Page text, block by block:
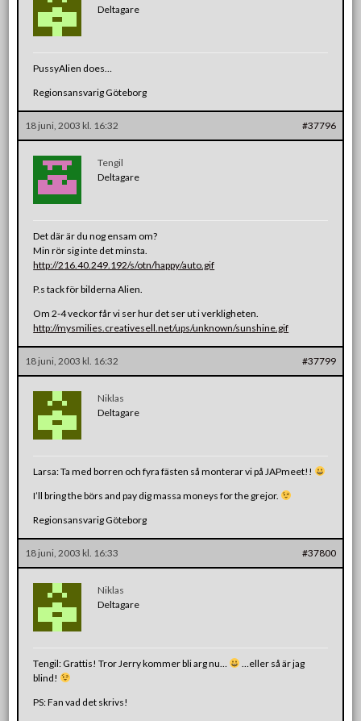
Deltagare
PussyAlien does…
Regionsansvarig Göteborg
18 juni, 2003 kl. 16:32 #37796
Tengil
Deltagare
Det där är du nog ensam om?
Min rör sig inte det minsta.
http://216.40.249.192/s/otn/happy/auto.gif
P.s tack för bilderna Alien.
Om 2-4 veckor får vi ser hur det ser ut i verkligheten.
http://mysmilies.creativesell.net/ups/unknown/sunshine.gif
18 juni, 2003 kl. 16:32 #37799
Niklas
Deltagare
Larsa: Ta med borren och fyra fästen så monterar vi på JAPmeet!!
I’ll bring the börs and pay dig massa moneys for the grejor.
Regionsansvarig Göteborg
18 juni, 2003 kl. 16:33 #37800
Niklas
Deltagare
Tengil: Grattis! Tror Jerry kommer bli arg nu…
…eller så är jag
blind!
PS: Fan vad det skrivs!